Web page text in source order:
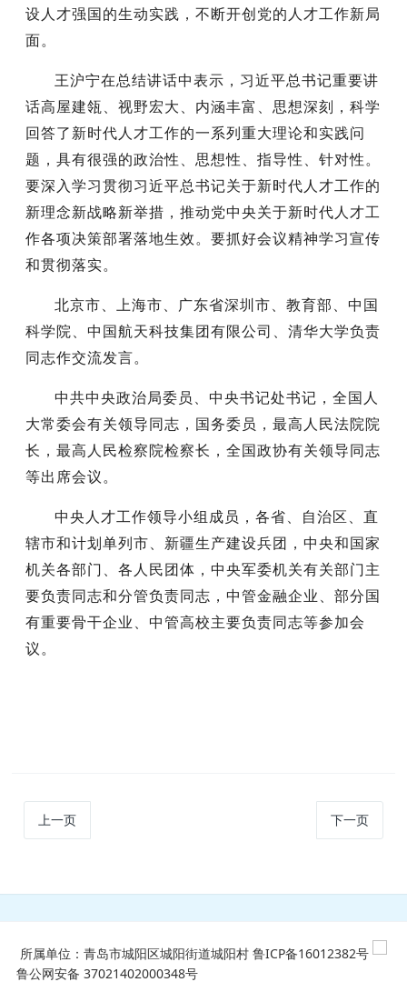
设人才强国的生动实践，不断开创党的人才工作新局
面。
王沪宁在总结讲话中表示，习近平总书记重要讲
话高屋建瓴、视野宏大、内涵丰富、思想深刻，科学
回答了新时代人才工作的一系列重大理论和实践问
题，具有很强的政治性、思想性、指导性、针对性。
要深入学习贯彻习近平总书记关于新时代人才工作的
新理念新战略新举措，推动党中央关于新时代人才工
作各项决策部署落地生效。要抓好会议精神学习宣传
和贯彻落实。
北京市、上海市、广东省深圳市、教育部、中国
科学院、中国航天科技集团有限公司、清华大学负责
同志作交流发言。
中共中央政治局委员、中央书记处书记，全国人
大常委会有关领导同志，国务委员，最高人民法院院
长，最高人民检察院检察长，全国政协有关领导同志
等出席会议。
中央人才工作领导小组成员，各省、自治区、直
辖市和计划单列市、新疆生产建设兵团，中央和国家
机关各部门、各人民团体，中央军委机关有关部门主
要负责同志和分管负责同志，中管金融企业、部分国
有重要骨干企业、中管高校主要负责同志等参加会
议。
上一页 下一页
所属单位：青岛市城阳区城阳街道城阳村 鲁ICP备16012382号
鲁公网安备 37021402000348号